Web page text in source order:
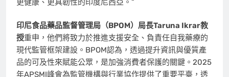
更健康、更具韌性的印度尼西亞。”
印尼食品藥品監督管理局（BPOM）局長Taruna Ikrar教
授重申，他們將致力於推進支援安全、負責任自我藥療的
現代監管框架建設。BPOM認為，透過提升資訊與優質產
品的可及性來賦能公眾，是加強消費者保護的關鍵。2025
年APSMI峰會為監管機構與行業協作提供了重要平臺，透